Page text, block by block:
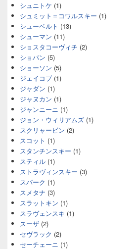
シュニトケ (1)
シュミット＝コワルスキー (1)
シューベルト (13)
シューマン (11)
ショスタコーヴィチ (2)
ショパン (5)
ショーソン (5)
ジェイコブ (1)
ジャダン (1)
ジャヌカン (1)
ジャンニーニ (1)
ジョン・ウィリアムズ (1)
スクリャービン (2)
スコット (1)
スタンチンスキー (1)
スティル (1)
ストラヴィンスキー (3)
スパーク (1)
スメタナ (3)
スラットキン (1)
スラヴェンスキ (1)
スーザ (2)
セヴラック (2)
セーチェーニ (1)